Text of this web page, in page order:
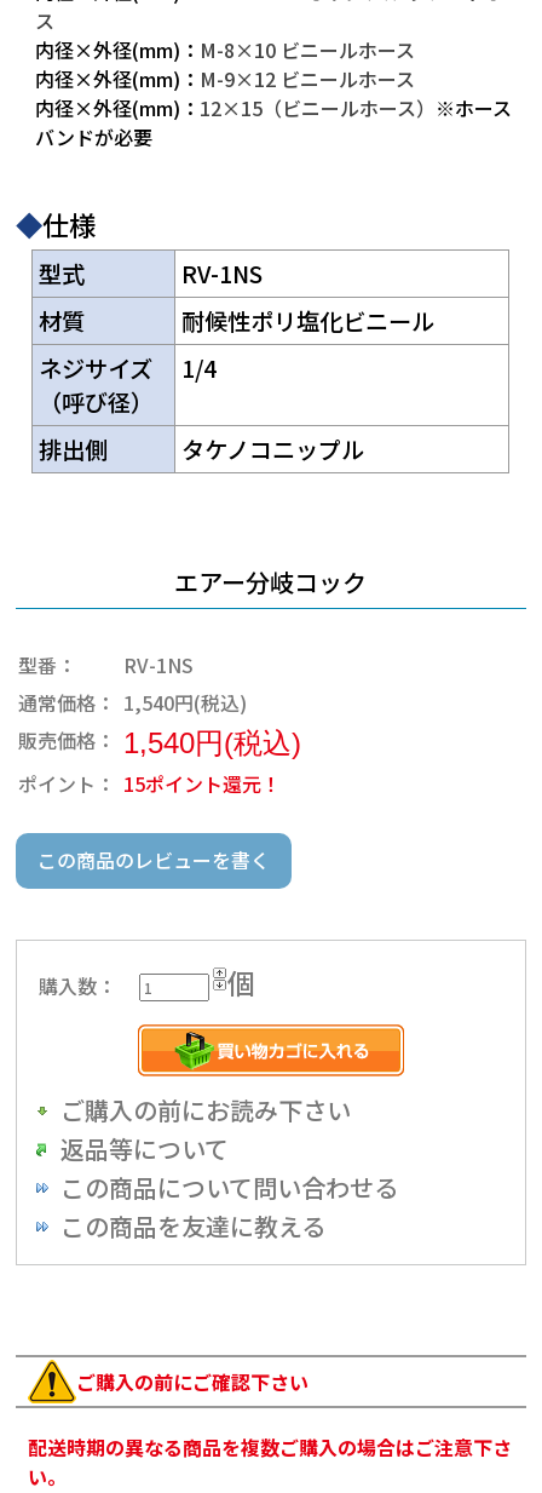
ス
内径×外径(mm)： M-8×10 ビニールホース
内径×外径(mm)： M-9×12 ビニールホース
内径×外径(mm)： 12×15（ビニールホース） ※ホース
バンドが必要
◆仕様
型式
RV-1NS
材質
耐候性ポリ塩化ビニール
ネジサイズ
（呼び径）
1/4
排出側 タケノコニップル
エアー分岐コック
型番：
RV-1NS
通常価格： 1,540円(税込)
販売価格： 1,540円(税込)
ポイント： 15ポイント還元！
この商品のレビューを書く
購入数： 個
ご購入の前にお読み下さい
返品等について
この商品について問い合わせる
この商品を友達に教える
ご購入の前にご確認下さい
配送時期の異なる商品を複数ご購入の場合はご注意下さ
い。